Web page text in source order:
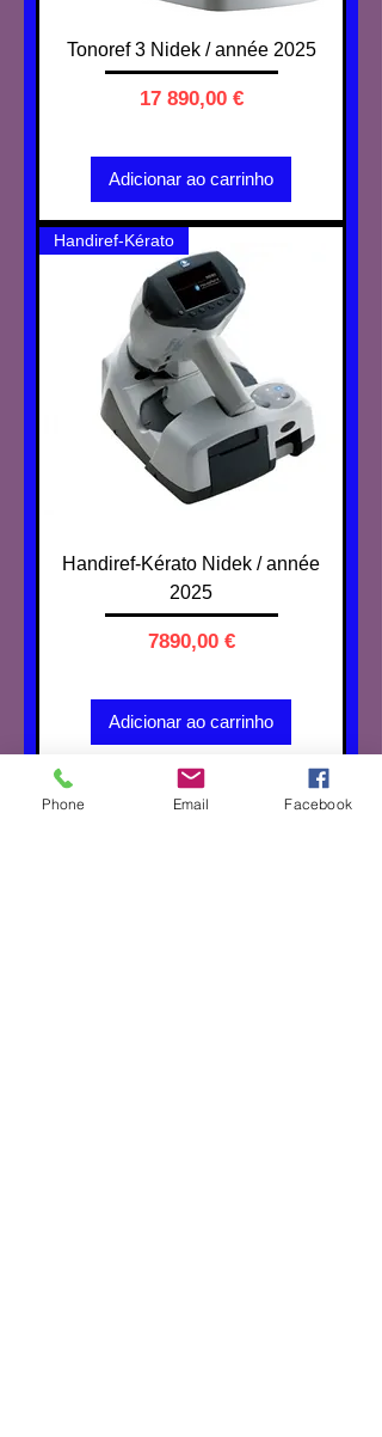
Tonoref 3 Nidek / année 2025
Preço
17 890,00 €
Adicionar ao carrinho
Handiref-Kérato
Handiref-Kérato Nidek / année
2025
Preço
7890,00 €
Adicionar ao carrinho
RT-6100 Nidek
Phone Email Facebook